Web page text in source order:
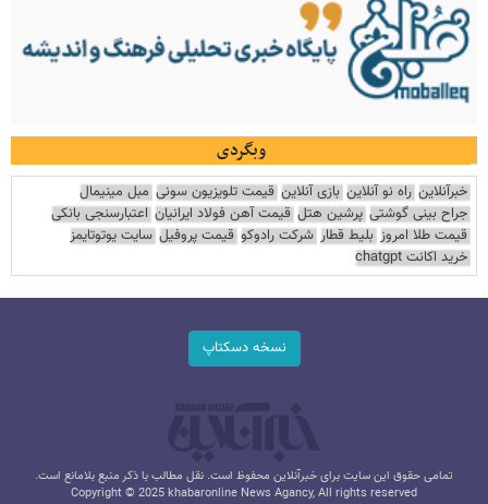
وبگردی
خبرآنلاین راه نو آنلاین بازی آنلاین قیمت تلویزیون سونی مبل مینیمال
جراح بینی گوشتی پرشین هتل قیمت آهن فولاد ایرانیان اعتبارسنجی بانکی
قیمت طلا امروز بلیط قطار شرکت رادوکو قیمت پروفیل سایت یوتوتایمز
خرید اکانت chatgpt
نسخه دسکتاپ
تمامی حقوق این سایت برای خبرآنلاین محفوظ است. نقل مطالب با ذکر منبع بلامانع است.
Copyright © 2025 khabaronline News Agancy, All rights reserved